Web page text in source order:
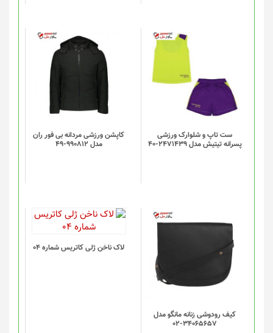
ست تاپ و شلوارک ورزشی
پسرانه تیتیش مدل 2471439-40
کاپشن ورزشی مردانه بی فور ران
مدل 990812-49
کیف رودوشی زنانه مانگو مدل
34065657-02
لاک ناخن ژلی کاتریس شماره 04